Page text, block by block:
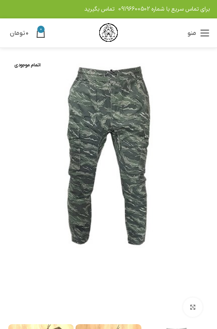
برای تماس سریع با شماره 09196600502 تماس بگیرید
منو 0 ۰تومان
اتمام موجودی